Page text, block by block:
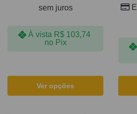
sem juros
À vista R$ 103,74
no Pix
Ver opções